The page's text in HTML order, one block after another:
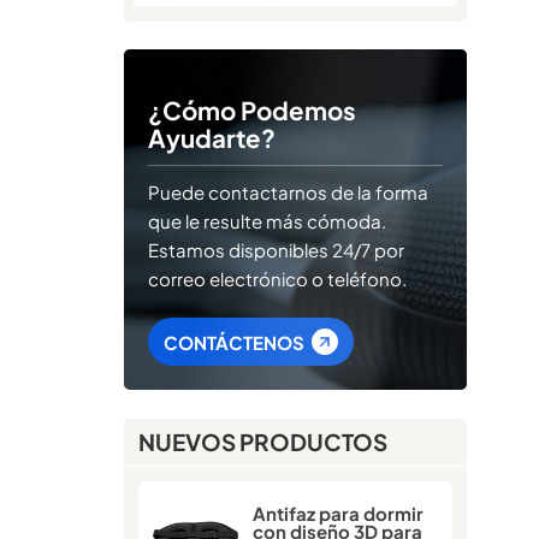
¿Cómo Podemos
Ayudarte?
Puede contactarnos de la forma
que le resulte más cómoda.
Estamos disponibles 24/7 por
correo electrónico o teléfono.
CONTÁCTENOS
NUEVOS PRODUCTOS
Antifaz para dormir
con diseño 3D para